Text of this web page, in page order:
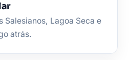
Salesianos, Lagoa Seca e
atrás.